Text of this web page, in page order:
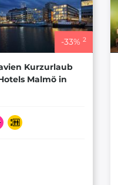
-33% 2
Kurzurlaub
Malmö in